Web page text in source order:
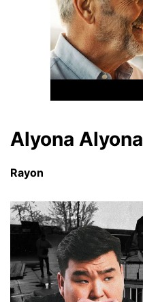
Аlyona Аlyona
Rayon